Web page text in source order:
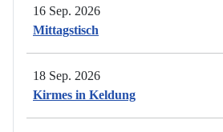
16 Sep. 2026
Mittagstisch
18 Sep. 2026
Kirmes in Keldung